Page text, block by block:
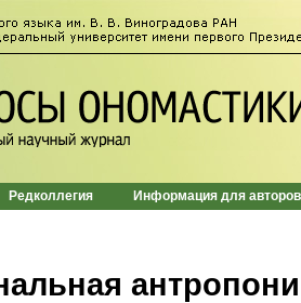
Редколлегия Информация для авторов